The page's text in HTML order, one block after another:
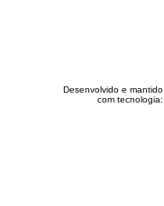
Desenvolvido e mantido
com tecnologia: